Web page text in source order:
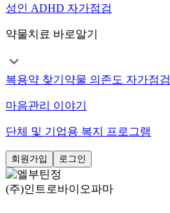
성인 ADHD 자가점검
약물치료 바로알기
복용약 찾기 약물 의존도 자가점검
마음관리 이야기
단체 및 기업용 복지 프로그램
회원가입 로그인
(주)인트로바이오파마